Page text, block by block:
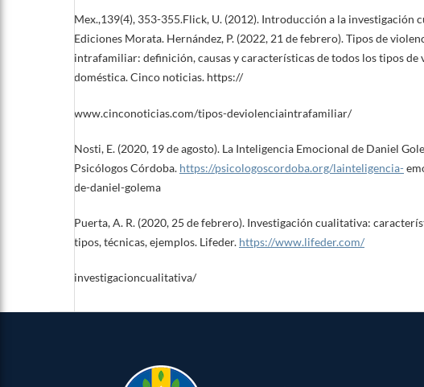
Mex.,139(4), 353-355.Flick, U. (2012). Introducción a la investigación
Ediciones Morata. Hernández, P. (2022, 21 de febrero). Tipos de
intrafamiliar: definición, causas y características de todos los tipos de
doméstica. Cinco noticias. https://
www.cinconoticias.com/tipos-deviolenciaintrafamiliar/
Nosti, E. (2020, 19 de agosto). La Inteligencia Emocional de Daniel
Psicólogos Córdoba. https://psicologoscordoba.org/lainteligencia-
de-daniel-golema
Puerta, A. R. (2020, 25 de febrero). Investigación cualitativa:
tipos, técnicas, ejemplos. Lifeder. https://www.lifeder.com/
investigacioncualitativa/